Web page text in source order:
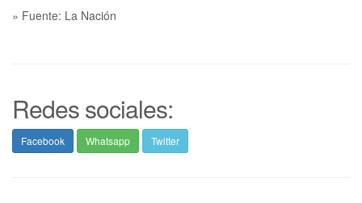
» Fuente: La Nación
Redes sociales:
Facebook Whatsapp Twitter